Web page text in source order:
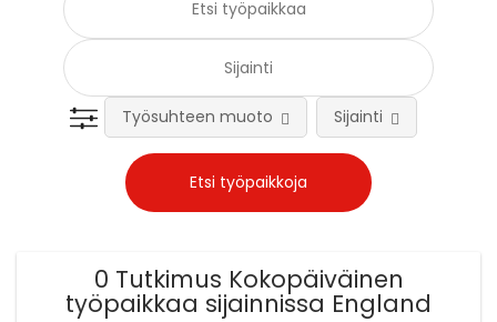
Työsuhteen muoto Sijainti
0 Tutkimus Kokopäiväinen
työpaikkaa sijainnissa England